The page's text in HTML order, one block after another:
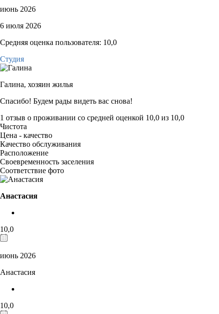
июнь 2026
6 июля 2026
Средняя оценка пользователя: 10,0
Студия
Галина, хозяин жилья
Спасибо! Будем рады видеть вас снова!
1 отзыв о проживании со средней оценкой 10,0 из 10,0
Чистота
Цена - качество
Качество обслуживания
Расположение
Своевременность заселения
Соответствие фото
Анастасия
10,0
июнь 2026
Анастасия
10,0